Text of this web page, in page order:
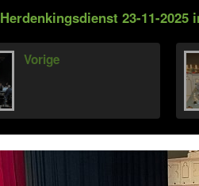
Herdenkingsdienst 23-11-2025
Vorige